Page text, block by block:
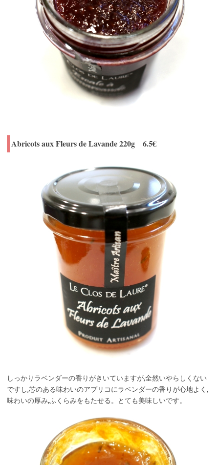
Abricots aux Fleurs de Lavande 220g 6.5€
しっかりラベンダーの香りがきいていますが,全然いやらしくない
ですし,芯のある味わいのアブリコにラベンダーの香りが心地よく,
味わいの厚み,ふくらみをもたせる。とても美味しいです。